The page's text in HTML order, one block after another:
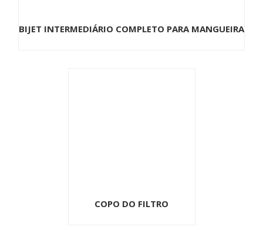
BIJET INTERMEDIÁRIO COMPLETO PARA MANGUEIRA
COPO DO FILTRO